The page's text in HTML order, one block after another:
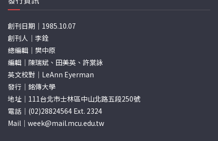
創刊日期｜1985.10.07
創刊人｜李銓
總編輯｜樊中原
編輯｜陳瑞斌、田美英、許棠詠
英文校對｜LeAnn Eyerman
發行｜銘傳大學
地址｜111台北市士林區中山北路五段250號
電話｜(02)28824564 Ext. 2324
Mail｜ week@mail.mcu.edu.tw